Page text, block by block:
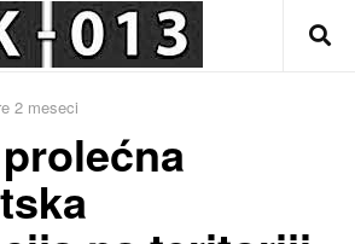
2 meseci